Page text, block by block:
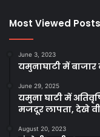
Most Viewed Posts
June 3, 2023
यमुनाघाटी में
June 29, 2025
यमुना घाटी में
मजदूर लापता, देखे
August 20, 2023